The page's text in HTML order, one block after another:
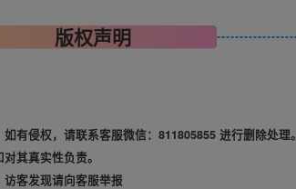
版权声明
有侵权，请联系客服微信：811805855 进行删除处理。
其真实性负责。
客发现请向客服举报